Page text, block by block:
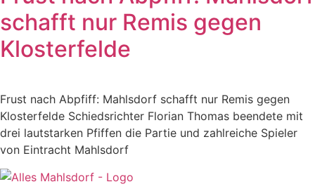
schafft nur Remis gegen
Klosterfelde​
Frust nach Abpfiff: Mahlsdorf schafft nur Remis gegen
Klosterfelde Schiedsrichter Florian Thomas beendete mit
drei lautstarken Pfiffen die Partie und zahlreiche Spieler
von Eintracht Mahlsdorf